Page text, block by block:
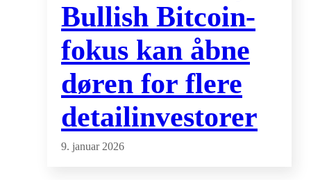
Bullish Bitcoin-
fokus kan åbne
døren for flere
detailinvestorer
9. januar 2026